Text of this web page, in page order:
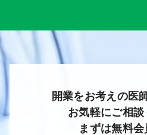
開業をお考えの医
お気軽にご相談
まずは無料会